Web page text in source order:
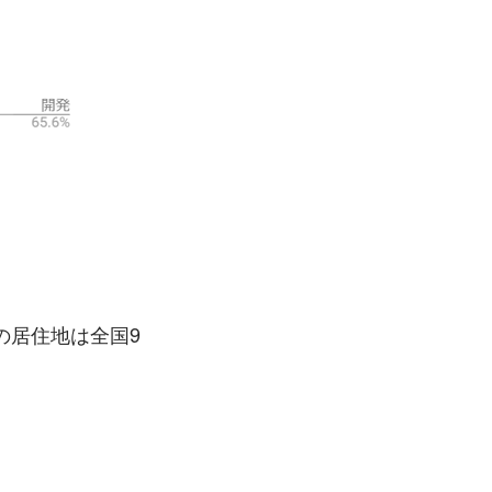
居住地は全国9